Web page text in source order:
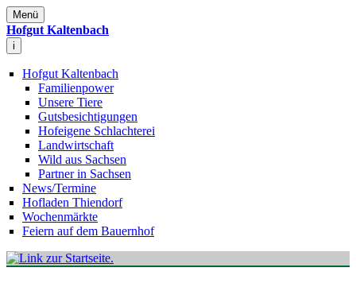
Menü
Hofgut Kaltenbach
i
Hofgut Kaltenbach
Familienpower
Unsere Tiere
Gutsbesichtigungen
Hofeigene Schlachterei
Landwirtschaft
Wild aus Sachsen
Partner in Sachsen
News/Termine
Hofladen Thiendorf
Wochenmärkte
Feiern auf dem Bauernhof